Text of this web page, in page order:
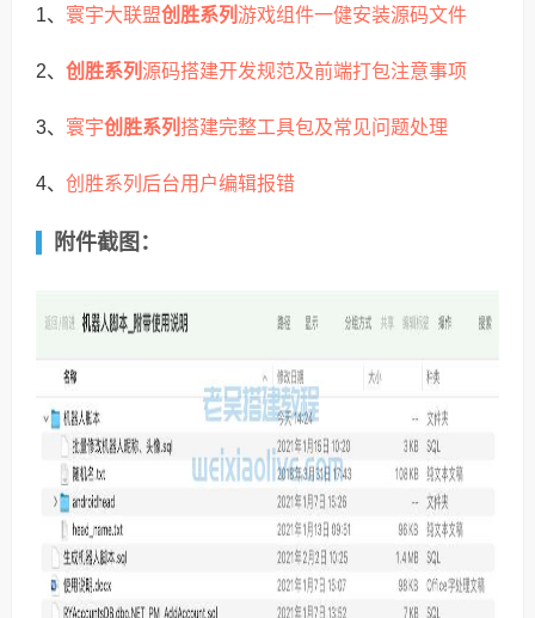
1、 寰宇大联盟创胜系列 游戏组件一健安装源码文件
2、 创胜系列源码搭建开发规范及前端打包注意事项
3、 寰宇创胜系列搭建完整工具包及常见问题处理
4、 创胜系列后台用户编辑报错
附件截图：